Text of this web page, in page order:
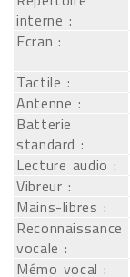
interne :
Ecran :
Tactile :
Antenne :
Batterie
standard :
Lecture audio :
Vibreur :
Mains-libres :
Reconnaissance
vocale :
Mémo vocal :